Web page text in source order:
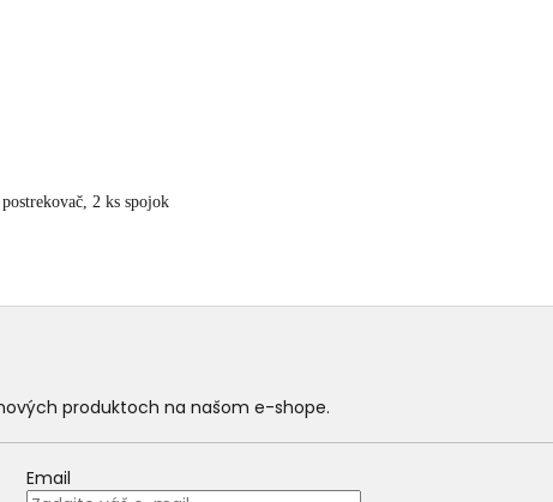
2 ks spojok
produktoch na našom e-shope.
Email